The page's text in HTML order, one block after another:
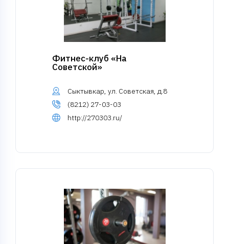
Фитнес-клуб «На
Советской»
Сыктывкар, ул. Советская, д.8
(8212) 27-03-03
http://270303.ru/